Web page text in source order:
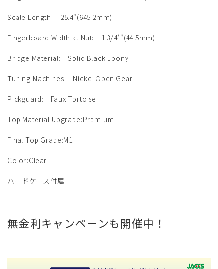
Scale Length: 25.4"(645.2mm)
Fingerboard Width at Nut: 1 3/4'"(44.5mm)
Bridge Material: Solid Black Ebony
Tuning Machines: Nickel Open Gear
Pickguard: Faux Tortoise
Top Material Upgrade:Premium
Final Top Grade:M1
Color:Clear
ハードケース付属
無金利キャンペーンも開催中！